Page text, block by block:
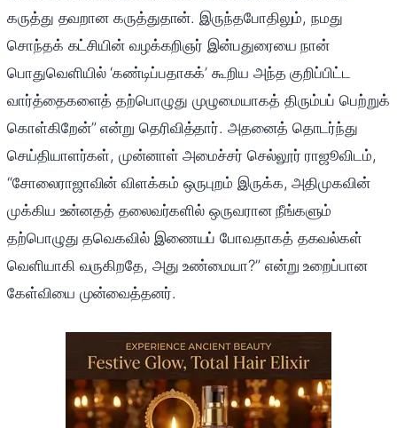
கருத்து தவறான கருத்துதான். இருந்தபோதிலும், நமது
சொந்தக் கட்சியின் வழக்கறிஞர் இன்பதுரையை நான்
பொதுவெளியில் ‘கண்டிப்பதாகக்’ கூறிய அந்த குறிப்பிட்ட
வார்த்தைகளைத் தற்பொழுது முழுமையாகத் திரும்பப் பெற்றுக்
கொள்கிறேன்” என்று தெரிவித்தார். அதனைத் தொடர்ந்து
செய்தியாளர்கள், முன்னாள் அமைச்சர் செல்லூர் ராஜூவிடம்,
“சோலைராஜாவின் விளக்கம் ஒருபுறம் இருக்க, அதிமுகவின்
முக்கிய உன்னதத் தலைவர்களில் ஒருவரான நீங்களும்
தற்பொழுது தவெகவில் இணையப் போவதாகத் தகவல்கள்
வெளியாகி வருகிறதே, அது உண்மையா?” என்று உறைப்பான
கேள்வியை முன்வைத்தனர்.